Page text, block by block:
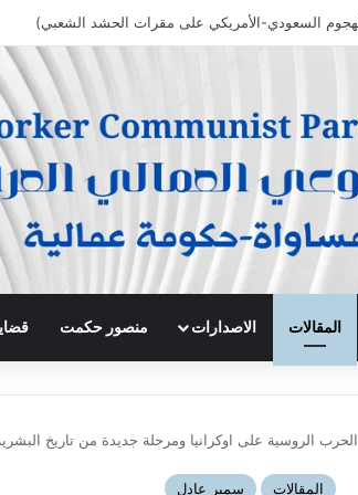
المقالات الاصدارات منصور حكمت
الحرب الروسية على اوكرانيا ومرحلة جديدة من تاريخ
المقالات سمير عادل